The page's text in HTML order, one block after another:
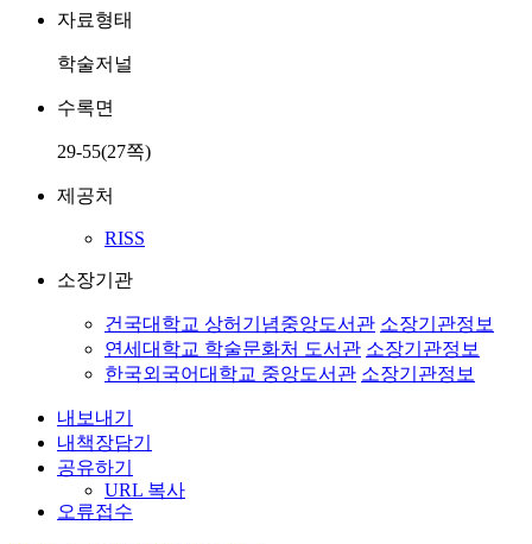
자료형태
학술저널
수록면
29-55(27쪽)
제공처
RISS
소장기관
건국대학교 상허기념중앙도서관 소장기관정보
연세대학교 학술문화처 도서관 소장기관정보
한국외국어대학교 중앙도서관 소장기관정보
내보내기
내책장담기
공유하기
URL 복사
오류접수